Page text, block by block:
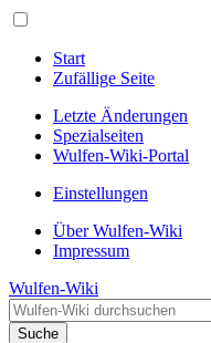
Start
Zufällige Seite
Letzte Änderungen
Spezialseiten
Wulfen-Wiki-Portal
Einstellungen
Über Wulfen-Wiki
Impressum
Wulfen-Wiki
Suche